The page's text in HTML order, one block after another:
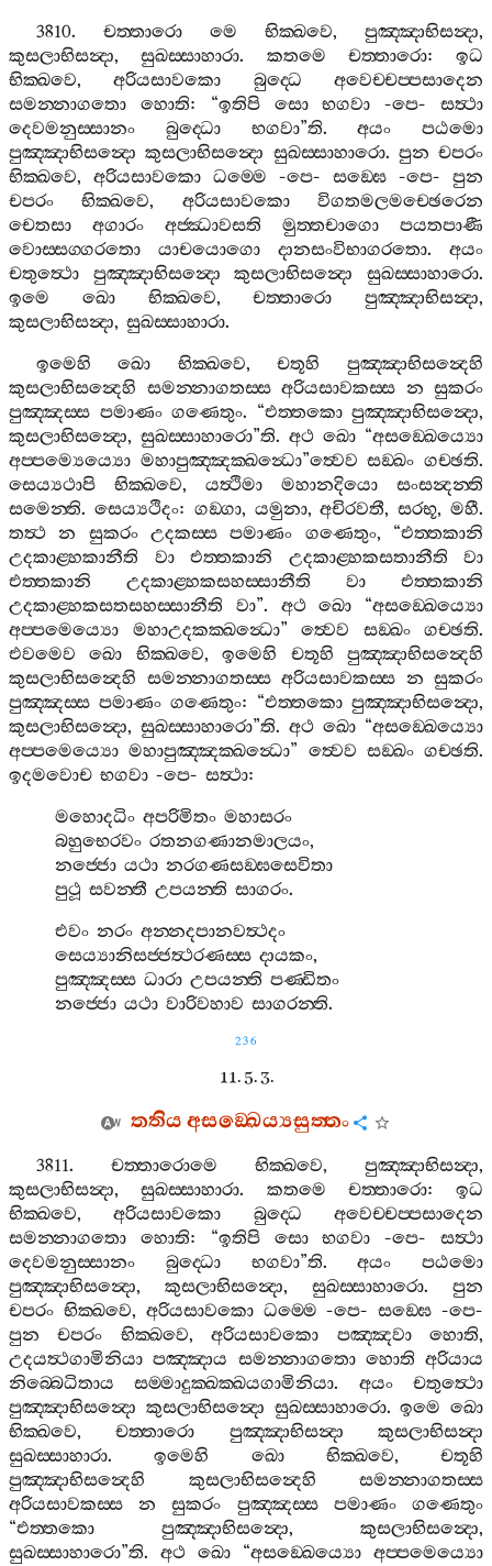
3810. චත‍්තාරො මෙ භික‍්ඛවෙ, පුඤ‍්ඤාභිසන්‍දා,
කුසලාභිසන්‍දා,සුඛස‍්සාහාරා. කතමෙ චත‍්තාරො: ඉධ
භික‍්ඛවෙ,අරියසාවකො බුද‍්ධෙ
අවෙච‍්චප‍්පසාදෙන
සමන‍්නාගතො
හොති: “ඉතිපි සො භගවා -පෙ-සත්‍ථා
දෙවමනුස‍්සානං
බුද‍්ධො භගවා”ති.අයං
පඨමො
පුඤ‍්ඤාභිසන්‍දො කුසලාභිසන්‍දො සුඛස‍්සාහාරො. පුන චපරං
භික‍්ඛවෙ, අරියසාවකො ධම‍්මෙ -පෙ- සඞ‍්ඝෙ -පෙ- පුන
චපරං
භික‍්ඛවෙ, අරියසාවකො
විගතමලමච‍්ඡෙරෙන
චෙතසා
අගාරං අජ‍්ඣාවසති මුත‍්තචාගො
පයතපාණී
වොස‍්සග‍්ගරතො
යාචයොගො දානසංවිභාගරතො. අයං
චතුත්‍ථො
පුඤ‍්ඤාභිසන්‍දො කුසලාභිසන්‍දො සුඛස‍්සාහාරො.
ඉමෙ
ඛො භික‍්ඛවෙ,චත‍්තාරො පුඤ‍්ඤාභිසන්‍දා,
කුසලාභිසන්‍දා, සුඛස‍්සාහාරා.
ඉමෙහි
ඛො භික‍්ඛවෙ,චතූහි
පුඤ‍්ඤාභිසන්‍දෙහි
කුසලාභිසන්‍දෙහි සමන‍්නාගතස‍්ස අරියසාවකස‍්ස න සුකරං
පුඤ‍්ඤස‍්ස පමාණං ගණෙතුං. “එත‍්තකො පුඤ‍්ඤාභිසන්‍දො,
කුසලාභිසන්‍දො, සුඛස‍්සාහාරො”ති. අථ ඛො “අසඞ‍්ඛෙය්‍යො
අප‍්පම්‍යෙය්‍යො මහාපුඤ‍්ඤක‍්ඛන්‍ධො”ත්‍වෙව සඞ‍්ඛං ගච‍්ඡති.
සෙය්‍යථාපි
භික‍්ඛවෙ, යත්‍ථිමා මහානදියො
සංසන්‍දන‍්ති
සමෙන‍්ති. සෙය්‍යථිදං: ගඞ‍්ගා, යමුනා,අචිරවතී,සරභූ,මහී.
තත්‍ථ න සුකරං උදකස‍්ස පමාණං ගණෙතුං, “එත‍්තකානි
උදකාළ‍්හකානීති
වා එත‍්තකානි උදකාළ‍්හකසතානීති
වා
එත‍්තකානි
උදකාළ‍්හකසහස‍්සානීති වා
එත‍්තකානි
උදකාළ‍්හකසතසහස‍්සානීති
වා”. අථ ඛො “අසඞ‍්ඛෙය්‍යො
අප‍්පමෙය්‍යො
මහාඋදකක‍්ඛන්‍ධො” ත්‍වෙව සඞ‍්ඛං ගච‍්ඡති.
එවමෙව
ඛො භික‍්ඛවෙ,ඉමෙහි චතූහි
පුඤ‍්ඤාභිසන්‍දෙහි
කුසලාභිසන්‍දෙහි සමන‍්නාගතස‍්ස අරියසාවකස‍්ස න සුකරං
පුඤ‍්ඤස‍්ස පමාණං ගණෙතුං: “එත‍්තකො පුඤ‍්ඤාභිසන්‍දො,
කුසලාභිසන්‍දො, සුඛස‍්සාහාරො”ති. අථ ඛො “අසඞ‍්ඛෙය්‍යො
අප‍්පමෙය්‍යො මහාපුඤ‍්ඤක‍්ඛන්‍ධො” ත්‍වෙව සඞ‍්ඛං ගච‍්ඡති.
ඉදමවොච භගවා -පෙ- සත්‍ථා:
මහොදධිං අපරිමිතං මහාසරං
බහුභෙරවං රතනගණානමාලයං,
නජ‍්ජො යථා නරගණසඞ‍්ඝසෙවිතා
පුථූ සවන‍්තී උපයන‍්ති සාගරං.
එවං නරං අන‍්නදපානවත්‍ථදං
සෙය්‍යානිසජ‍්ජත්‍ථරණස‍්ස දායකං,
පුඤ‍්ඤස‍්ස ධාරා උපයන‍්ති පණ‍්ඩිතං
නජ‍්ජො යථා වාරිවහාව සාගරන‍්ති.
236
11. 5. 3.
තතියඅසඞ‍්ඛෙය්‍යසුත‍්තං
3811. චත‍්තාරොමෙ භික‍්ඛවෙ, පුඤ‍්ඤාභිසන්‍දා,
කුසලාභිසන්‍දා,සුඛස‍්සාහාරා. කතමෙ චත‍්තාරො: ඉධ
භික‍්ඛවෙ,අරියසාවකො බුද‍්ධෙ
අවෙච‍්චප‍්පසාදෙන
සමන‍්නාගතො
හොති: “ඉතිපි සො භගවා -පෙ-සත්‍ථා
දෙවමනුස‍්සානං
බුද‍්ධො භගවා”ති.අයං
පඨමො
පුඤ‍්ඤාභිසන්‍දො, කුසලාභිසන්‍දො, සුඛස‍්සාහාරො. පුන
චපරං භික‍්ඛවෙ, අරියසාවකො ධම‍්මෙ -පෙ-සඞ‍්ඝෙ -පෙ-
පුන
චපරං භික‍්ඛවෙ,අරියසාවකො පඤ‍්ඤවා හොති,
උදයත්‍ථගාමිනියා පඤ‍්ඤාය සමන‍්නාගතො හොති අරියාය
නිබ‍්බෙධිතාය
සම‍්මාදුක‍්ඛක‍්ඛයගාමිනියා. අයං
චතුත්‍ථො
පුඤ‍්ඤාභිසන්‍දො කුසලාභිසන්‍දො සුඛස‍්සාහාරො.ඉමෙ ඛො
භික‍්ඛවෙ,චත‍්තාරො පුඤ‍්ඤාභිසන්‍දා
කුසලාභිසන්‍දා
සුඛස‍්සාහාරා.ඉමෙහි ඛො භික‍්ඛවෙ, චතූහි
පුඤ‍්ඤාභිසන්‍දෙහි
කුසලාභිසන්‍දෙහි
සමන‍්නාගතස‍්ස
අරියසාවකස‍්ස
න සුකරං පුඤ‍්ඤස‍්ස පමාණං
ගණෙතුං
“එත‍්තකො පුඤ‍්ඤාභිසන්‍දො, කුසලාභිසන්‍දො,
සුඛස‍්සාහාරො”ති. අථ ඛො “අසඞ‍්ඛෙය්‍යො අප‍්පමෙය්‍යො